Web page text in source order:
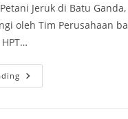
Jeruk di Batu
oleh Tim Perusahaan